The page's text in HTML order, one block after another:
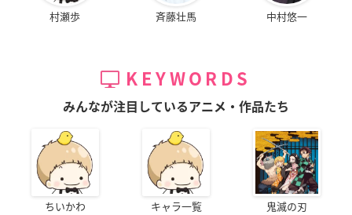
村瀬歩 斉藤壮馬 中村悠一
KEYWORDS
みんなが注目しているアニメ・作品たち
ちいかわ キャラ一覧 鬼滅の刃